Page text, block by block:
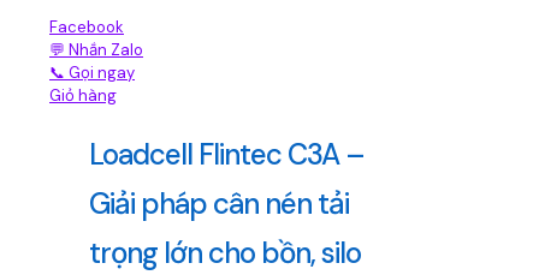
Facebook
💬 Nhắn Zalo
📞 Gọi ngay
Giỏ hàng
Loadcell Flintec C3A –
Giải pháp cân nén tải
trọng lớn cho bồn, silo